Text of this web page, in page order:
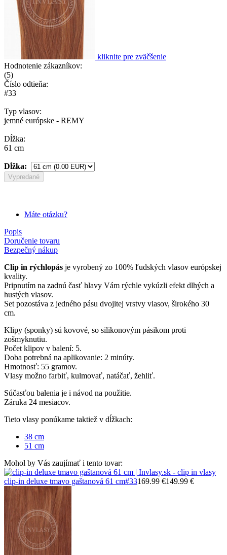
kliknite pre zväčšenie
Hodnotenie zákazníkov:
(5)
Číslo odtieňa:
#33
Typ vlasov:
jemné európske - REMY
Dĺžka:
61 cm
Dĺžka:
Vypredané
Máte otázku?
Popis
Doručenie tovaru
Bezpečný nákup
Clip in rýchlopás je vyrobený zo 100% ľudských vlasov európskej
kvality.
Pripnutím na zadnú časť hlavy Vám rýchle vykúzli efekt dlhých a
hustých vlasov.
Set pozostáva z jedného pásu dvojitej vrstvy vlasov, širokého 30
cm.
Klipy (sponky) sú kovové, so silikonovým pásikom proti
zošmyknutiu.
Počet klipov v balení: 5.
Doba potrebná na aplikovanie: 2 minúty.
Hmotnosť: 55 gramov.
Vlasy možno farbiť, kulmovať, natáčať, žehliť.
Súčasťou balenia je i návod na použitie.
Záruka 24 mesiacov.
Tieto vlasy ponúkame taktiež v dĺžkach:
38 cm
51 cm
Mohol by Vás zaujímať i tento tovar:
clip-in deluxe tmavo gaštanová 61 cm#33169.99 €149.99 €